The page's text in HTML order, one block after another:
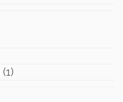
(1)